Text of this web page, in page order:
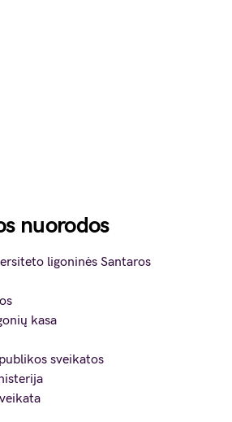
nuorodos
ligoninės Santaros
kasa
sveikatos